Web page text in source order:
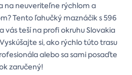
na neuveriteľne rýchlom a
Tento ľahučký maznáčik s 596
vás teší na profi okruhu Slovakia
si, ako rýchlo túto trasu
alebo sa sami posaďte
zaručený!